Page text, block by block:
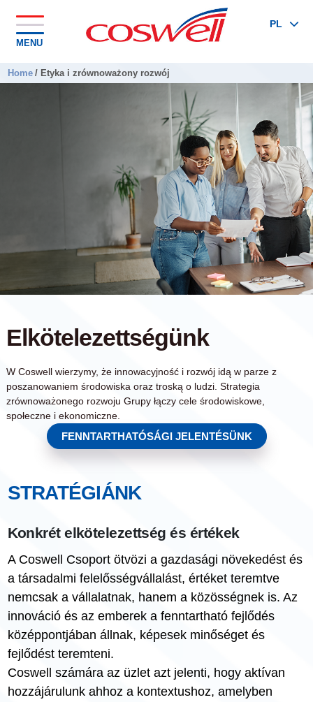
MENU
PL
Home / Etyka i zrównoważony rozwój
Elkötelezettségünk
W Coswell wierzymy, że innowacyjność i rozwój idą w parze z
poszanowaniem środowiska oraz troską o ludzi. Strategia
zrównoważonego rozwoju Grupy łączy cele środowiskowe,
społeczne i ekonomiczne.
FENNTARTHATÓSÁGI JELENTÉSÜNK
STRATÉGIÁNK
Konkrét elkötelezettség és értékek
A Coswell Csoport ötvözi a gazdasági növekedést és
a társadalmi felelősségvállalást, értéket teremtve
nemcsak a vállalatnak, hanem a közösségnek is. Az
innováció és az emberek a fenntartható fejlődés
középpontjában állnak, képesek minőséget és
fejlődést teremteni.
Coswell számára az üzlet azt jelenti, hogy aktívan
hozzájárulunk ahhoz a kontextushoz, amelyben